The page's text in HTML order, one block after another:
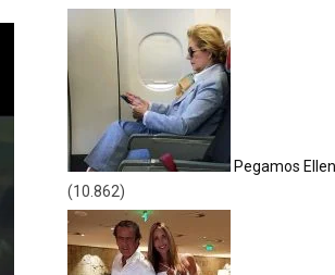
Pegamos
(10.862)